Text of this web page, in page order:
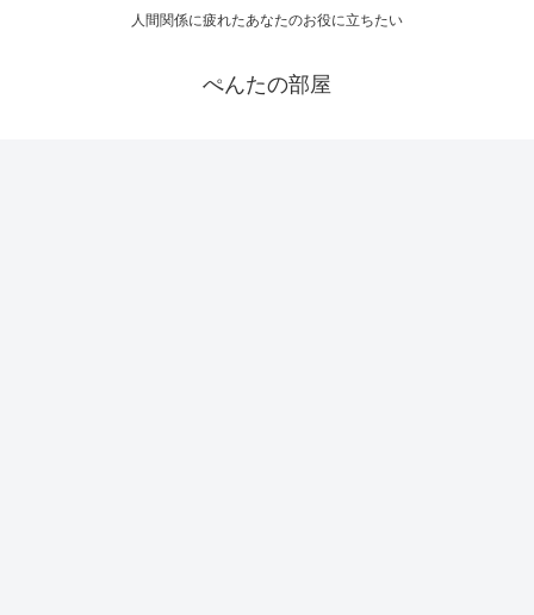
人間関係に疲れたあなたのお役に立ちたい
ぺんたの部屋